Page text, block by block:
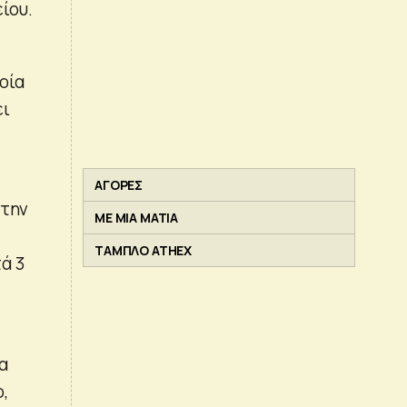
3
ΑΓΟΡΕΣ
ΜΕ ΜΙΑ ΜΑΤΙΑ
ΤΑΜΠΛΟ ATHEX